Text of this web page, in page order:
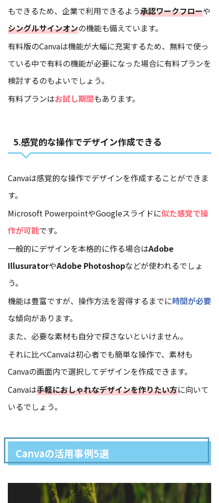
もできるため、企業で利用できるよう承認ワークフローや
シングルサインオンの機能も備えています。
有料版のCanvaは機能が大幅に充実するため、無料で使っ
ている中で有料の機能が必要になった場合に有料プランを
検討するのもよいでしょう。
有料プランはお試し期間もあります。
5.感覚的な操作でデザイン作成できる
Canvaは感覚的な操作でデザインを作成することができま
す。
Microsoft PowerpointやGoogleスライドに似た感覚で操
作が可能です。
一般的にデザインを本格的に作る場合はAdobe
IllusuratorやAdobe Photoshopなどが使われるでしょ
う。
機能は豊富ですが、操作方法を習得するまでに時間が必要
な傾向があります。
また、必要な素材も自分で探さないといけません。
それに比べCanvaは初心者でも簡単な操作で、素材も
Canvaの画面内で選択してデザインを作成できます。
Canvaは手軽におしゃれなデザインを作りたい方に向いて
いるでしょう。
Canvaの活用事例5選